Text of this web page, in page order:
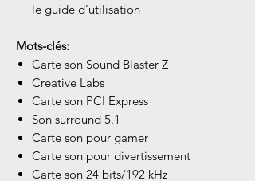
le guide d'utilisation
Mots-clés:
Carte son Sound Blaster Z
Creative Labs
Carte son PCI Express
Son surround 5.1
Carte son pour gamer
Carte son pour divertissement
Carte son 24 bits/192 kHz